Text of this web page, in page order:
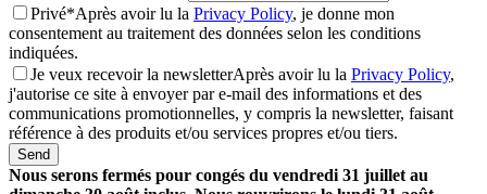
Privé*Après avoir lu la Privacy Policy, je donne mon
consentement au traitement des données selon les conditions
indiquées.
Je veux recevoir la newsletterAprès avoir lu la Privacy Policy,
j'autorise ce site à envoyer par e-mail des informations et des
communications promotionnelles, y compris la newsletter, faisant
référence à des produits et/ou services propres et/ou tiers.
Send
Nous serons fermés pour congés du vendredi 31 juillet au